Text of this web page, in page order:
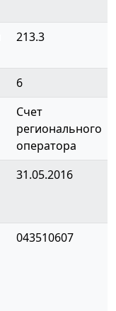
213.3
6
Счет
регионального
оператора
31.05.2016
043510607